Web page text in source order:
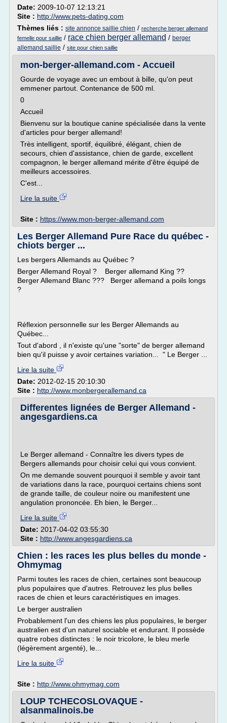
Date: 2009-10-07 12:13:21
Site : http://www.pets-dating.com
Thèmes liés : site annonce saillie chien / recherche berger allemand
femelle pour saillie / race chien berger allemand / berger
allemand saillie / site pour chien saillie
mon-berger-allemand.com - Accueil
Gourde de voyage avec un embout à bille, qu'on peut
emmener partout. Contenance de 500 ml.
0
Accueil
Bienvenu sur la boutique canine spécialisée dans la vente
d'articles pour berger allemand!
Très intelligent, sportif, équilibré, élégant, chien de
secours, chien d'assistance, chien de garde, excellent
compagnon, le berger allemand mérite d'être équipé de
meilleurs accessoires.
C'est...
Lire la suite
Site : https://www.mon-berger-allemand.com
Les Berger Allemand Pure Race du québec -
chiots berger ...
Les bergers Allemands au Québec ?
Berger Allemand Royal ? Berger allemand King ??
Berger Allemand Blanc ??? Berger allemand a poils longs
?
Réflexion personnelle sur les Berger Allemands au
Québec...
Tout d'abord , il n'existe qu'une "sorte" de berger allemand
bien qu'il puisse y avoir certaines variation... " Le Berger ...
Lire la suite
Date: 2012-02-15 20:10:30
Site : http://www.monbergerallemand.ca
Differentes lignées de Berger Allemand -
angesgardiens.ca
Le Berger allemand - Connaître les divers types de
Bergers allemands pour choisir celui qui vous convient.
On me demande souvent pourquoi il semble y avoir tant
de variations dans la race, pourquoi certains chiens sont
de grande taille, de couleur noire ou manifestent une
angulation prononcée. Eh bien, le Berger...
Lire la suite
Date: 2017-04-02 03:55:30
Site : http://www.angesgardiens.ca
Chien : les races les plus belles du monde -
Ohmymag
Parmi toutes les races de chien, certaines sont beaucoup
plus populaires que d'autres. Retrouvez les plus belles
races de chien et leurs caractéristiques en images.
Le berger australien
Probablement l'un des chiens les plus populaires, le berger
australien est d'un naturel sociable et endurant. Il possède
quatre robes distinctes : le noir tricolore, le bleu merle
(légèrement argenté), le...
Lire la suite
Site : http://www.ohmymag.com
LOUP TCHECOSLOVAQUE -
alsanmalinois.be